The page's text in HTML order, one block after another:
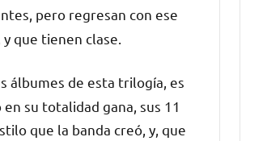
pero regresan con ese
que tienen clase.
álbumes de esta trilogía, es
su totalidad gana, sus 11
que la banda creó, y, que